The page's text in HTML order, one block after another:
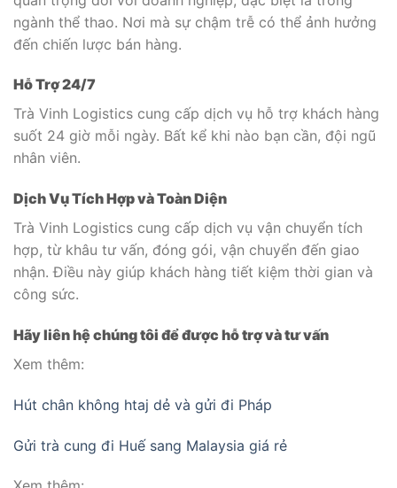
ngành thể thao. Nơi mà sự chậm trễ có thể ảnh hưởng
đến chiến lược bán hàng.
Hỗ Trợ 24/7
Trà Vinh Logistics cung cấp dịch vụ hỗ trợ khách hàng
suốt 24 giờ mỗi ngày. Bất kể khi nào bạn cần, đội ngũ
nhân viên.
Dịch Vụ Tích Hợp và Toàn Diện
Trà Vinh Logistics cung cấp dịch vụ vận chuyển tích
hợp, từ khâu tư vấn, đóng gói, vận chuyển đến giao
nhận. Điều này giúp khách hàng tiết kiệm thời gian và
công sức.
Hãy liên hệ chúng tôi để được hỗ trợ và tư vấn
Xem thêm:
Hút chân không htaj dẻ và gửi đi Pháp
Gửi trà cung đi Huế sang Malaysia giá rẻ